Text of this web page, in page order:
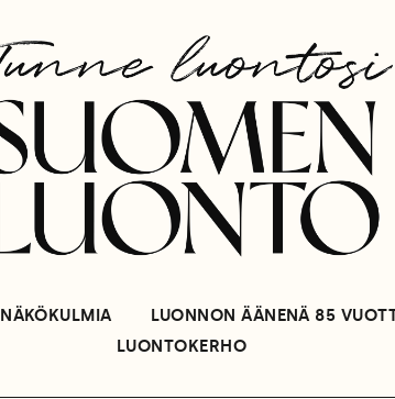
NÄKÖKULMIA LUONNON ÄÄNENÄ 85
LUONTOKERHO